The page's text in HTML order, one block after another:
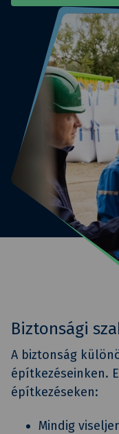
Biztonsági
A biztonság
építkezéseinken.
építkezéseken:
Mindig